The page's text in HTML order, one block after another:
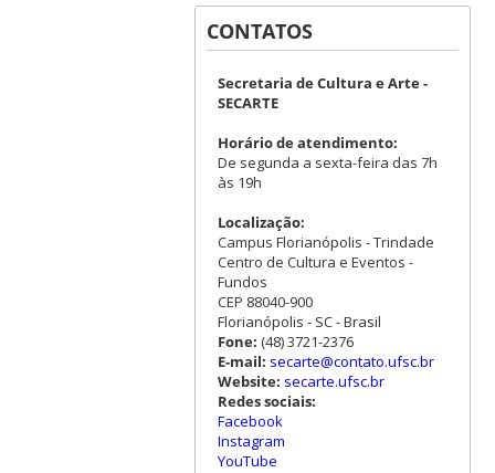
CONTATOS
Secretaria de Cultura e Arte -
SECARTE
Horário de atendimento:
De segunda a sexta-feira das 7h
às 19h
Localização:
Campus Florianópolis - Trindade
Centro de Cultura e Eventos -
Fundos
CEP 88040-900
Florianópolis - SC - Brasil
Fone: (48) 3721-2376
E-mail: secarte@contato.ufsc.br
Website: secarte.ufsc.br
Redes sociais:
Facebook
Instagram
YouTube